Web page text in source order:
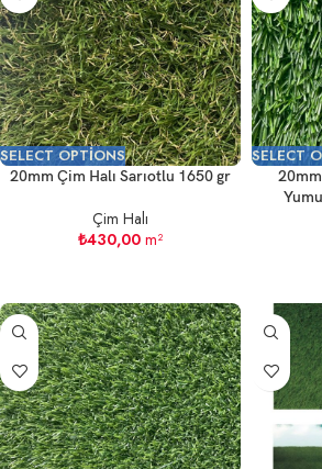
SELECT OPTIONS
20mm Çim Halı Sarıotlu 1650 gr
Çim Halı
₺430,00 m²
SELECT